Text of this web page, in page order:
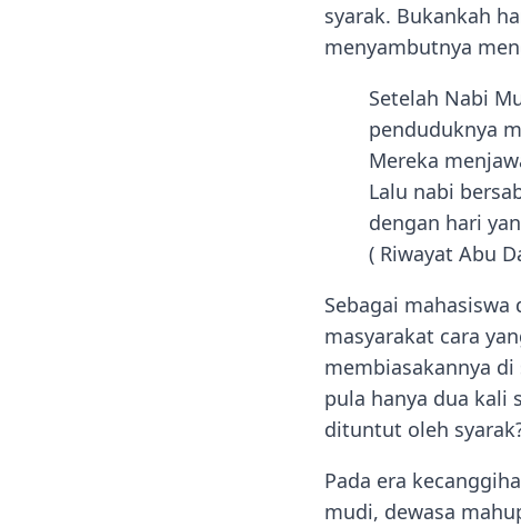
syarak. Bukankah
menyambutnya
Setelah Nabi
penduduknya
Mereka
Lalu nabi
dengan hari
( Riwayat Abu
Sebagai
masyarakat cara
membiasakannya
pula hanya dua kali
dituntut oleh
Pada era
mudi, dewasa